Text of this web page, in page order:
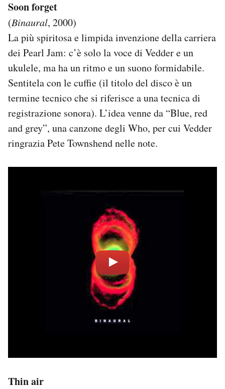
Soon forget
(Binaural, 2000)
La più spiritosa e limpida invenzione della carriera
dei Pearl Jam: c’è solo la voce di Vedder e un
ukulele, ma ha un ritmo e un suono formidabile.
Sentitela con le cuffie (il titolo del disco è un
termine tecnico che si riferisce a una tecnica di
registrazione sonora). L’idea venne da “Blue, red
and grey”, una canzone degli Who, per cui Vedder
ringrazia Pete Townshend nelle note.
Thin air